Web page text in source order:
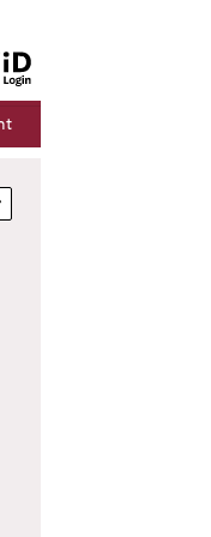
oben springen